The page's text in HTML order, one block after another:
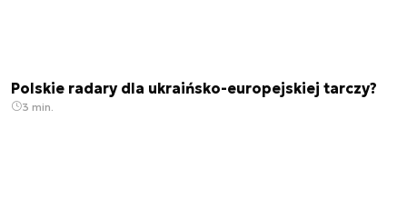
Polskie radary dla ukraińsko-europejskiej tarczy?
3 min.